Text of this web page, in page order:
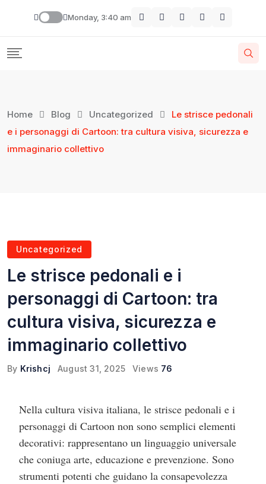
Monday, 3:40 am
Home Blog Uncategorized
Le strisce pedonali
e i personaggi di Cartoon: tra cultura visiva, sicurezza e
immaginario collettivo
Uncategorized
Le strisce pedonali e i
personaggi di Cartoon: tra
cultura visiva, sicurezza e
immaginario collettivo
By Krishcj August 31, 2025 Views 76
Nella cultura visiva italiana, le strisce pedonali e i
personaggi di Cartoon non sono semplici elementi
decorativi: rappresentano un linguaggio universale
che coniuga arte, educazione e prevenzione. Sono
strumenti potenti che guidano la consapevolezza